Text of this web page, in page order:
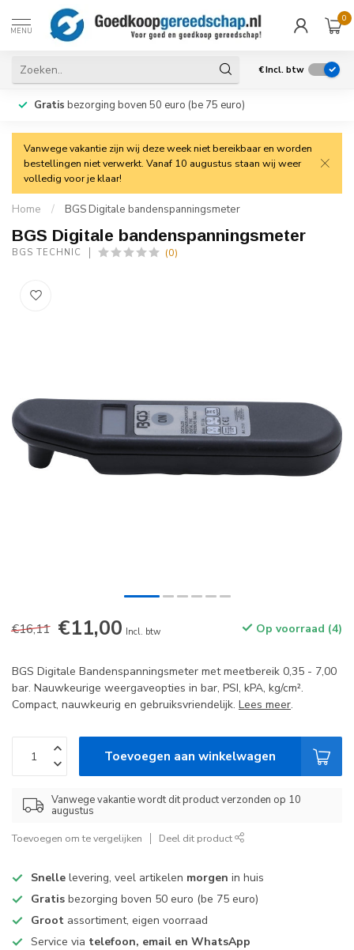
MENU
0
€Incl. btw
Gratis bezorging boven 50 euro (be 75 euro)
Vanwege vakantie zijn wij deze week niet bereikbaar en worden
bestellingen niet verwerkt. Vanaf 10 augustus staan wij weer
volledig voor je klaar!
Home / BGS Digitale bandenspanningsmeter
BGS Digitale bandenspanningsmeter
BGS TECHNIC (0)
€16,11 €11,00 Incl. btw Op voorraad (4)
BGS Digitale Bandenspanningsmeter met meetbereik 0,35 - 7,00
bar. Nauwkeurige weergaveopties in bar, PSI, kPA, kg/cm².
Compact, nauwkeurig en gebruiksvriendelijk. Lees meer.
Toevoegen aan winkelwagen
Vanwege vakantie wordt dit product verzonden op 10
augustus
Toevoegen om te vergelijken Deel dit product
Snelle levering, veel artikelen morgen in huis
Gratis bezorging boven 50 euro (be 75 euro)
Groot assortiment, eigen voorraad
Service via telefoon, email en WhatsApp